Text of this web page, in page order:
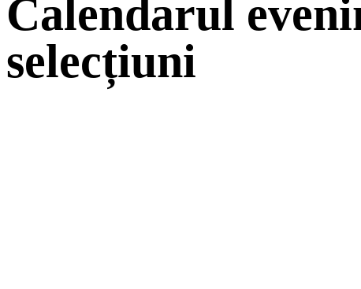
Calendarul
selecțiuni